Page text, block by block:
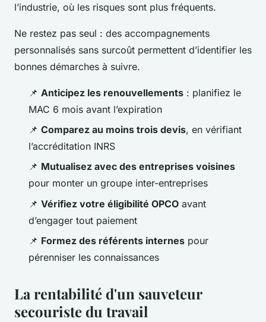
l’industrie, où les risques sont plus fréquents.
Ne restez pas seul : des accompagnements
personnalisés sans surcoût permettent d’identifier les
bonnes démarches à suivre.
📌 Anticipez les renouvellements : planifiez le
MAC 6 mois avant l’expiration
📌 Comparez au moins trois devis, en vérifiant
l’accréditation INRS
📌 Mutualisez avec des entreprises voisines
pour monter un groupe inter-entreprises
📌 Vérifiez votre éligibilité OPCO avant
d’engager tout paiement
📌 Formez des référents internes pour
pérenniser les connaissances
La rentabilité d'un sauveteur
secouriste du travail